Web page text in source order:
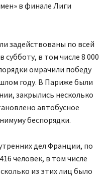
в финале Лиги
задействованы по всей
субботу, в том числе 8 000
омрачили победу
году. В Париже были
закрылись несколько
автобусное
беспорядки.
дел Франции, по
человек, в том числе
из этих лиц было